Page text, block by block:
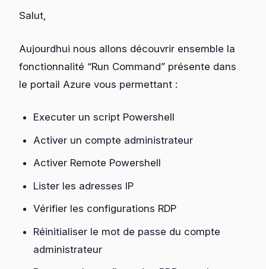
Salut,
Aujourdhui nous allons découvrir ensemble la
fonctionnalité “Run Command” présente dans
le portail Azure vous permettant :
Executer un script Powershell
Activer un compte administrateur
Activer Remote Powershell
Lister les adresses IP
Vérifier les configurations RDP
Réinitialiser le mot de passe du compte
administrateur